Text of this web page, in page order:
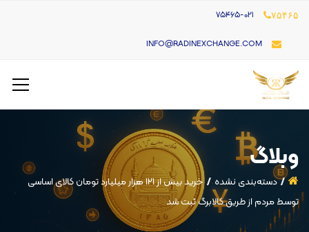
۷۵۴۶۵
INFO@RADINEXCHANGE.COM
وبلاگ
دسته‌بندی نشده
خرید بیش از ۱۲۱ هزار میلیارد تومان کالای اساسی
توسط مردم از طریق کالابرگ ثبت شد